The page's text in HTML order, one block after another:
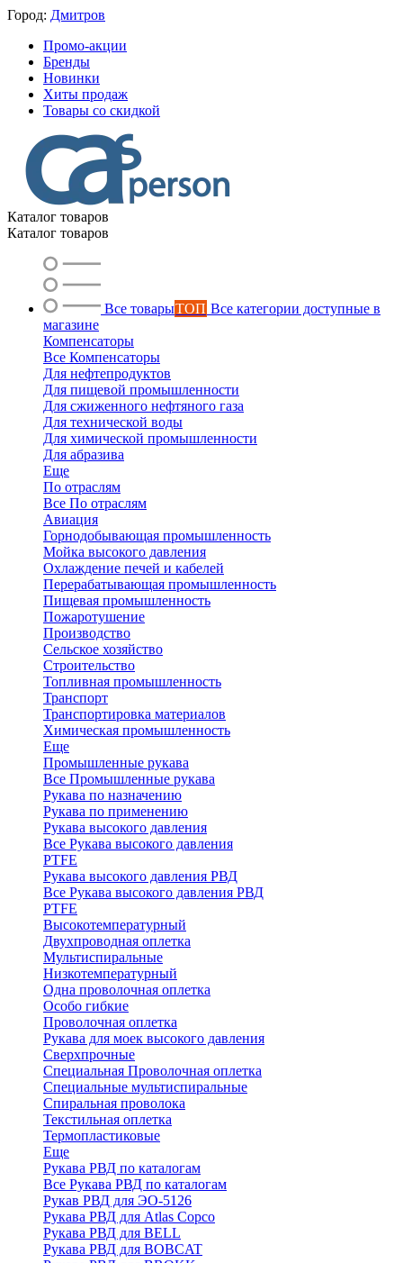
Город: Дмитров
Промо-акции
Бренды
Новинки
Хиты продаж
Товары со скидкой
Каталог товаров
Каталог товаров
Все товарыТОП Все категории доступные в
магазине
Компенсаторы
Все Компенсаторы
Для нефтепродуктов
Для пищевой промышленности
Для сжиженного нефтяного газа
Для технической воды
Для химической промышленности
Для абразива
Еще
По отраслям
Все По отраслям
Авиация
Горнодобывающая промышленность
Мойка высокого давления
Охлаждение печей и кабелей
Перерабатывающая промышленность
Пищевая промышленность
Пожаротушение
Производство
Сельское хозяйство
Строительство
Топливная промышленность
Транспорт
Транспортировка материалов
Химическая промышленность
Еще
Промышленные рукава
Все Промышленные рукава
Рукава по назначению
Рукава по применению
Рукава высокого давления
Все Рукава высокого давления
PTFE
Рукава высокого давления РВД
Все Рукава высокого давления РВД
PTFE
Высокотемпературный
Двухпроводная оплетка
Мультиспиральные
Низкотемпературный
Одна проволочная оплетка
Особо гибкие
Проволочная оплетка
Рукава для моек высокого давления
Сверхпрочные
Специальная Проволочная оплетка
Специальные мультиспиральные
Спиральная проволока
Текстильная оплетка
Термопластиковые
Еще
Рукава РВД по каталогам
Все Рукава РВД по каталогам
Рукав РВД для ЭО-5126
Рукава РВД для Atlas Copco
Рукава РВД для BELL
Рукава РВД для BOBCAT